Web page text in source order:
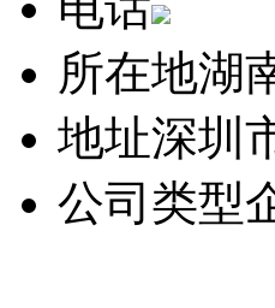
所在地湖
地址深圳
公司类型